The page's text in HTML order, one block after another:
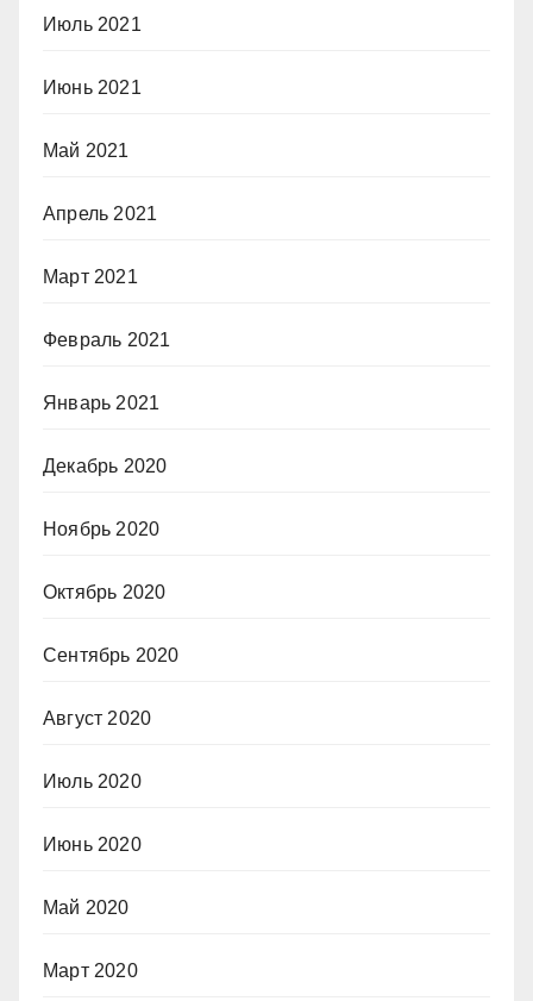
Июль 2021
Июнь 2021
Май 2021
Апрель 2021
Март 2021
Февраль 2021
Январь 2021
Декабрь 2020
Ноябрь 2020
Октябрь 2020
Сентябрь 2020
Август 2020
Июль 2020
Июнь 2020
Май 2020
Март 2020